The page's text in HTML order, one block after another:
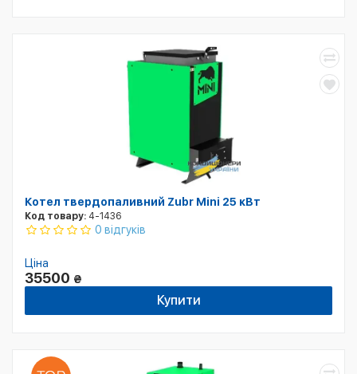
Котел твердопаливний Zubr Mini 25 кВт
Код товару: 4-1436
0 відгуків
Ціна
35500 ₴
Купити